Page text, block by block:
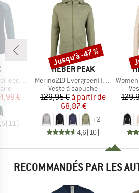
Jacket
réduit
€
(11 )
MARQUE
HEBER PEAK
Article
Merino210 EvergreenHe. Zip Hoody
Product group
Veste à capuche
Prix
129,95 € Prix réduit
à partir de
68,87 €
+2
4,6(10)
Remise
Jusqu'à -47 %
Article
Women's
RECOMMANDÉS PAR LES